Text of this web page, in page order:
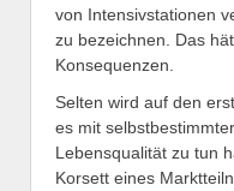
von Intensivstationen
zu bezeichnen. Das
Konsequenzen.
Selten wird auf den
es mit
Lebensqualität zu tun
Korsett eines